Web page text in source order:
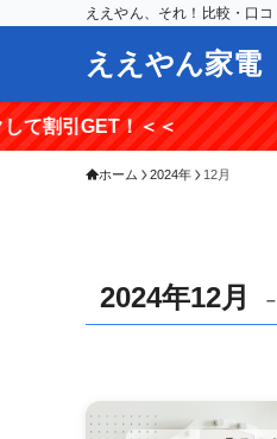
ええやん、それ！比較・口
ええやん家電
＜
ホーム 2024年 12月
2024年12月